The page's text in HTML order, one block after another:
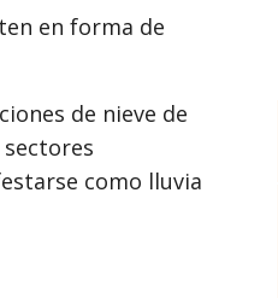
en forma de
de nieve de
como lluvia